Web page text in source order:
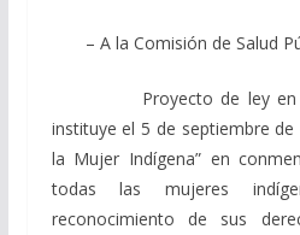
– A la Comisión de Salud
Proyecto de ley en
instituye el 5 de septiembre
la Mujer Indígena” en
todas las mujeres
reconocimiento de sus